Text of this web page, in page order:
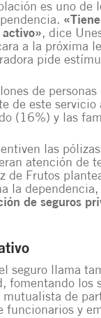
es uno de
, dice
a la próxima
pide
de
de este servicio
(16%) y las
las
atención de
de Frutos
la
de seguros
seguro llama
fomentando los
mutualista de
funcionarios y